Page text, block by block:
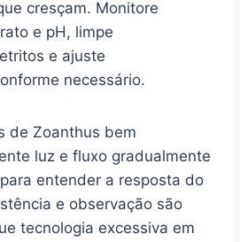
cresçam. Monitore
e pH, limpe
e ajuste
necessário.
de Zoanthus bem
luz e fluxo gradualmente
entender a resposta do
e observação são
tecnologia excessiva em